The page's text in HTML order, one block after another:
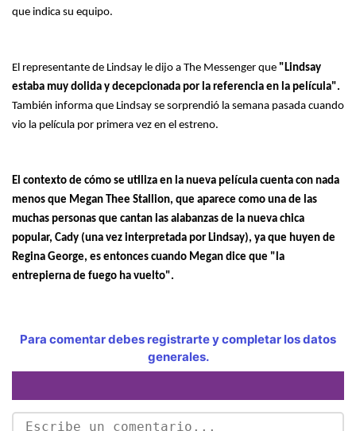
que indica su equipo.
El representante de Lindsay le dijo a The Messenger que "Lindsay
estaba muy dolida y decepcionada por la referencia en la película".
También informa que Lindsay se sorprendió la semana pasada cuando
vio la película por primera vez en el estreno.
El contexto de cómo se utiliza en la nueva película cuenta con nada
menos que Megan Thee Stallion, que aparece como una de las
muchas personas que cantan las alabanzas de la nueva chica
popular, Cady (una vez interpretada por Lindsay), ya que huyen de
Regina George, es entonces cuando Megan dice que "la
entrepierna de fuego ha vuelto".
Para comentar debes registrarte y completar los datos
generales.